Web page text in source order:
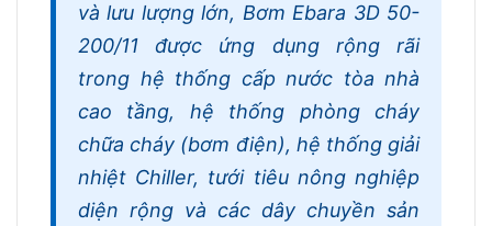
và lưu lượng lớn, Bơm Ebara 3D 50-
200/11 được ứng dụng rộng rãi
trong hệ thống cấp nước tòa nhà
cao tầng, hệ thống phòng cháy
chữa cháy (bơm điện), hệ thống giải
nhiệt Chiller, tưới tiêu nông nghiệp
diện rộng và các dây chuyền sản